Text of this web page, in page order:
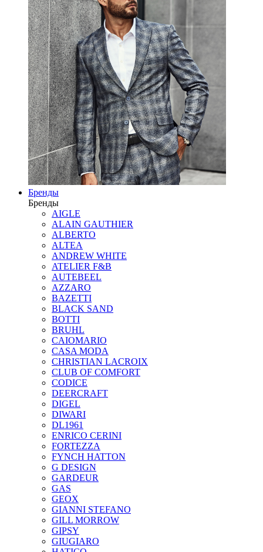
Бренды
Бренды
AIGLE
ALAIN GAUTHIER
ALBERTO
ALTEA
ANDREW WHITE
ATELIER F&B
AUTEBEEL
AZZARO
BAZETTI
BLACK SAND
BOTTI
BRUHL
CAIOMARIO
CASA MODA
CHRISTIAN LACROIX
CLUB OF COMFORT
CODICE
DEERCRAFT
DIGEL
DIWARI
DL1961
ENRICO CERINI
FORTEZZA
FYNCH HATTON
G DESIGN
GARDEUR
GAS
GEOX
GIANNI STEFANO
GILL MORROW
GIPSY
GIUGIARO